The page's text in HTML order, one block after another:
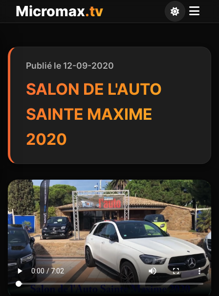
Micromax.tv
Publié le 12-09-2020
SALON DE L'AUTO
SAINTE MAXIME
2020
Panneau de gestion des cookies